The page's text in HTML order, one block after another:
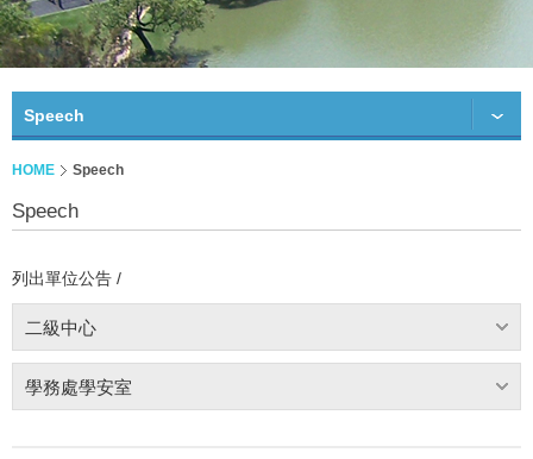
Speech
HOME Speech
Speech
列出單位公告 /
二級中心
學務處學安室